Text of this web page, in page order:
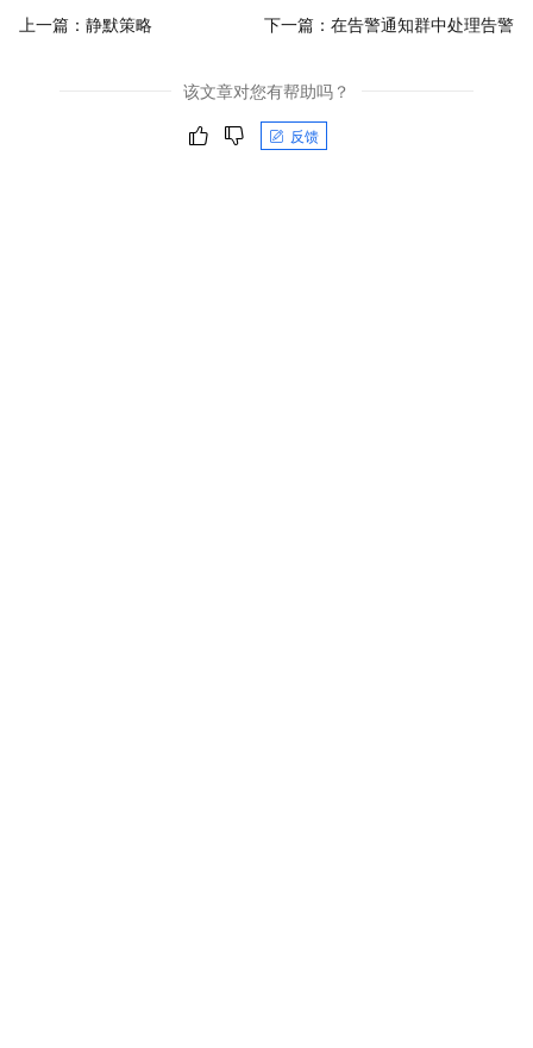
上一篇： 静默策略 下一篇： 在告警通知群中处理告警
该文章对您有帮助吗？
反馈